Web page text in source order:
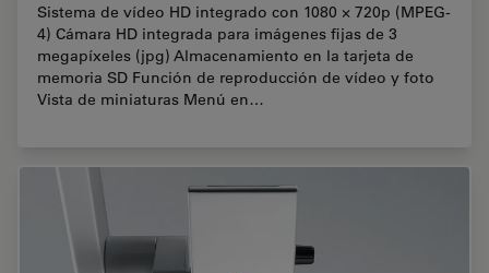
Sistema de vídeo HD integrado con 1080 × 720p (MPEG-
4) Cámara HD integrada para imágenes fijas de 3
megapíxeles (jpg) Almacenamiento en la tarjeta de
memoria SD Función de reproducción de vídeo y foto
Vista de miniaturas Menú en…